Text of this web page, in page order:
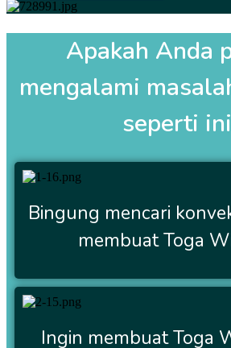
Apakah Anda
mengalami
seperti
Bingung mencari
membuat Toga
Ingin membuat Toga